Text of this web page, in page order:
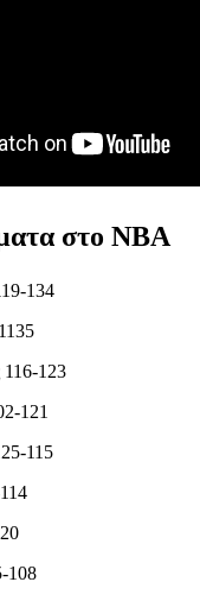
στο ΝΒΑ
134
116-123
121
115
108